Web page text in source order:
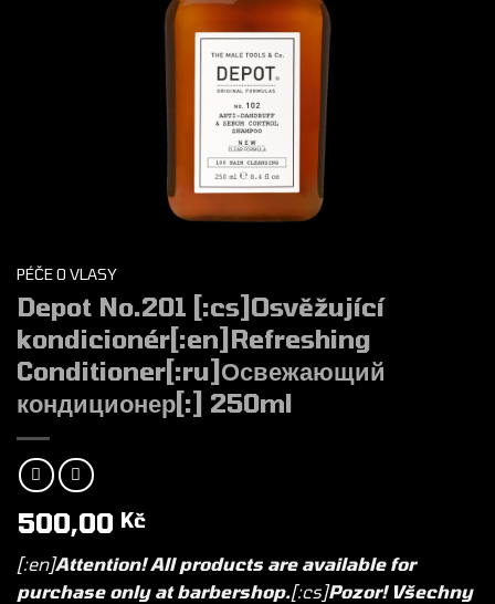
PÉČE O VLASY
Depot No.201 [:cs]Osvěžující
kondicionér[:en]Refreshing
Conditioner[:ru]Освежающий
кондиционер[:] 250ml
500,00 Kč
[:en]Attention! All products are available for
purchase only at barbershop.[:cs]Pozor! Všechny